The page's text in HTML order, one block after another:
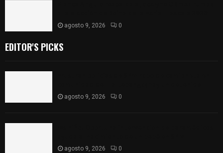
agosto 9, 2026 0
EDITOR'S PICKS
agosto 9, 2026 0
agosto 9, 2026 0